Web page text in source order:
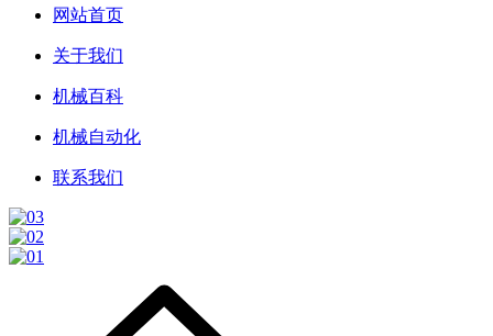
网站首页
关于我们
机械百科
机械自动化
联系我们